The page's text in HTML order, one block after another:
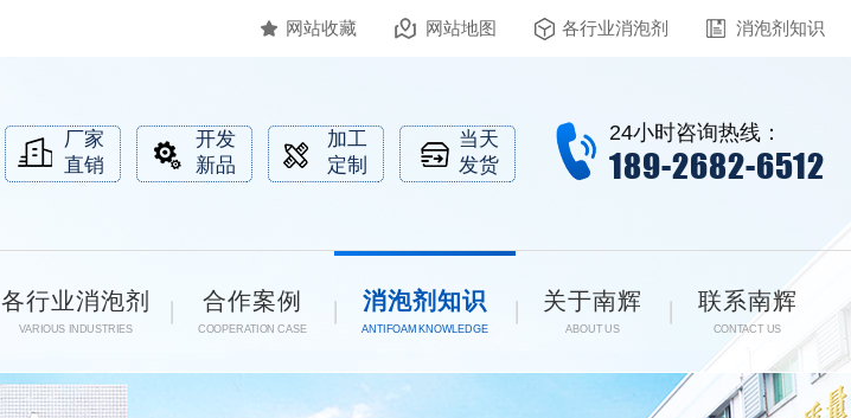
网站收藏 网站地图 各行业消泡剂 消泡剂知识
厂家
直销
开发
新品
加工
定制
当天
发货
24小时咨询热线：
189-2682-6512
各行业消泡剂
VARIOUS INDUSTRIES
合作案例
COOPERATION CASE
消泡剂知识
ANTIFOAM KNOWLEDGE
关于南辉
ABOUT US
联系南辉
CONTACT US